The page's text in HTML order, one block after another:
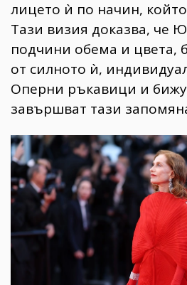
лицето ѝ по начин,
Тази визия доказва, че
подчини обема и цвета,
от силното ѝ,
Оперни ръкавици и
завършват тази